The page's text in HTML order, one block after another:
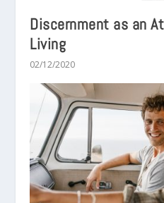
Discernment as an
Living
02/12/2020